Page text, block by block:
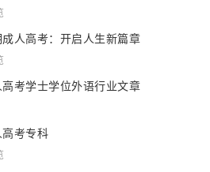
人高考：开启人生新篇章
考学士学位外语行业文章
考专科